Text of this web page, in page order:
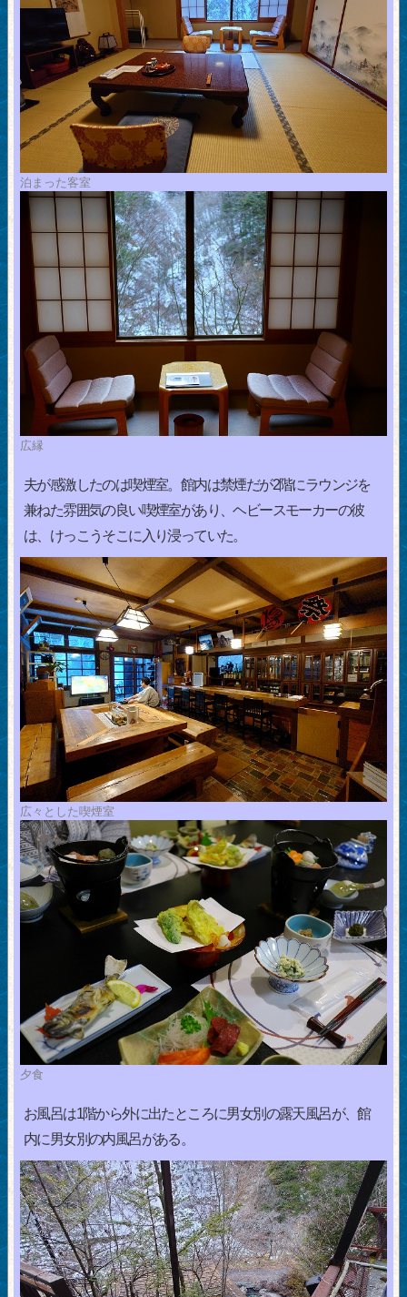
泊まった客室
広縁
夫が感激したのは喫煙室。館内は禁煙だが2階にラウンジを
兼ねた雰囲気の良い喫煙室があり、ヘビースモーカーの彼
は、けっこうそこに入り浸っていた。
広々とした喫煙室
夕食
お風呂は1階から外に出たところに男女別の露天風呂が、館
内に男女別の内風呂がある。